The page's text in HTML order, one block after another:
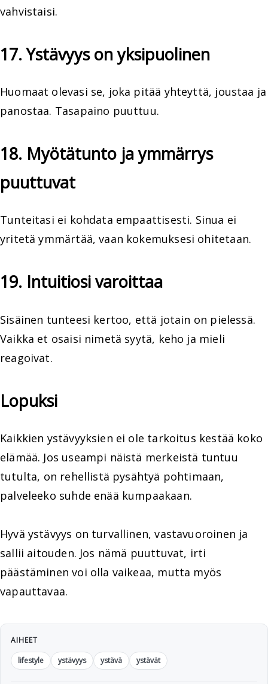
vahvistaisi.
17. Ystävyys on yksipuolinen
Huomaat olevasi se, joka pitää yhteyttä, joustaa ja
panostaa. Tasapaino puuttuu.
18. Myötätunto ja ymmärrys
puuttuvat
Tunteitasi ei kohdata empaattisesti. Sinua ei
yritetä ymmärtää, vaan kokemuksesi ohitetaan.
19. Intuitiosi varoittaa
Sisäinen tunteesi kertoo, että jotain on pielessä.
Vaikka et osaisi nimetä syytä, keho ja mieli
reagoivat.
Lopuksi
Kaikkien ystävyyksien ei ole tarkoitus kestää koko
elämää. Jos useampi näistä merkeistä tuntuu
tutulta, on rehellistä pysähtyä pohtimaan,
palveleeko suhde enää kumpaakaan.
Hyvä ystävyys on turvallinen, vastavuoroinen ja
sallii aitouden. Jos nämä puuttuvat, irti
päästäminen voi olla vaikeaa, mutta myös
vapauttavaa.
AIHEET
lifestyle
ystävyys ystävä ystävät